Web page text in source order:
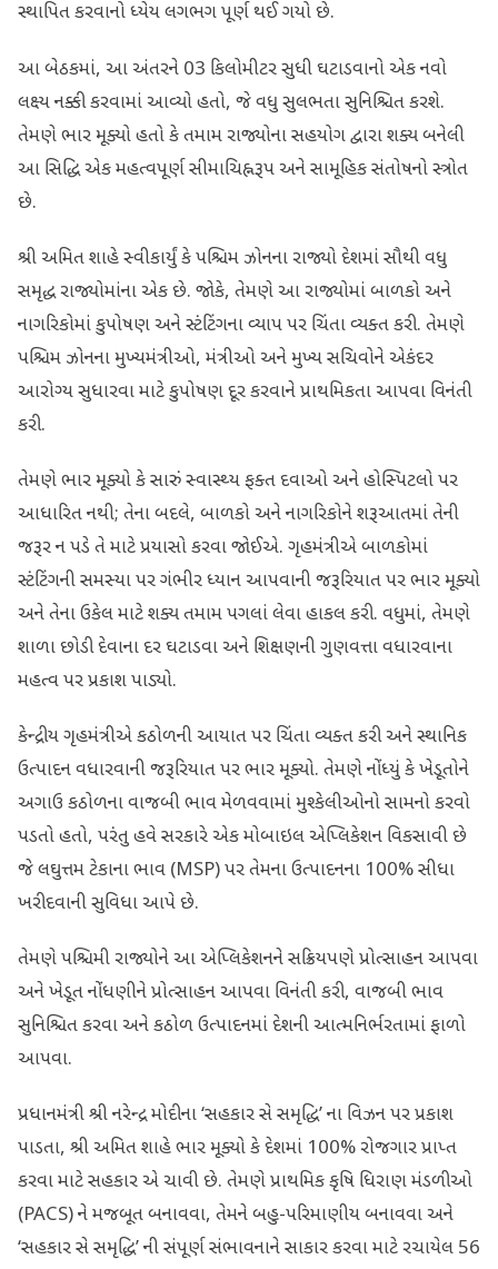
સ્થાપિત કરવાનો ધ્યેય લગભગ પૂર્ણ થઈ ગયો છે.
આ બેઠકમાં, આ અંતરને 03 કિલોમીટર સુધી ઘટાડવાનો એક નવો
લક્ષ્ય નક્કી કરવામાં આવ્યો હતો, જે વધુ સુલભતા સુનિશ્ચિત કરશે.
તેમણે ભાર મૂક્યો હતો કે તમામ રાજ્યોના સહયોગ દ્વારા શક્ય બનેલી
આ સિદ્ધિ એક મહત્વપૂર્ણ સીમાચિહ્નરૂપ અને સામૂહિક સંતોષનો સ્ત્રોત
છે.
શ્રી અમિત શાહે સ્વીકાર્યું કે પશ્ચિમ ઝોનના રાજ્યો દેશમાં સૌથી વધુ
સમૃદ્ધ રાજ્યોમાંના એક છે. જોકે, તેમણે આ રાજ્યોમાં બાળકો અને
નાગરિકોમાં કુપોષણ અને સ્ટંટિંગના વ્યાપ પર ચિંતા વ્યક્ત કરી. તેમણે
પશ્ચિમ ઝોનના મુખ્યમંત્રીઓ, મંત્રીઓ અને મુખ્ય સચિવોને એકંદર
આરોગ્ય સુધારવા માટે કુપોષણ દૂર કરવાને પ્રાથમિકતા આપવા વિનંતી
કરી.
તેમણે ભાર મૂક્યો કે સારું સ્વાસ્થ્ય ફક્ત દવાઓ અને હોસ્પિટલો પર
આધારિત નથી; તેના બદલે, બાળકો અને નાગરિકોને શરૂઆતમાં તેની
જરૂર ન પડે તે માટે પ્રયાસો કરવા જોઈએ. ગૃહમંત્રીએ બાળકોમાં
સ્ટંટિંગની સમસ્યા પર ગંભીર ધ્યાન આપવાની જરૂરિયાત પર ભાર મૂક્યો
અને તેના ઉકેલ માટે શક્ય તમામ પગલાં લેવા હાકલ કરી. વધુમાં, તેમણે
શાળા છોડી દેવાના દર ઘટાડવા અને શિક્ષણની ગુણવત્તા વધારવાના
મહત્વ પર પ્રકાશ પાડ્યો.
કેન્દ્રીય ગૃહમંત્રીએ કઠોળની આયાત પર ચિંતા વ્યક્ત કરી અને સ્થાનિક
ઉત્પાદન વધારવાની જરૂરિયાત પર ભાર મૂક્યો. તેમણે નોંધ્યું કે ખેડૂતોને
અગાઉ કઠોળના વાજબી ભાવ મેળવવામાં મુશ્કેલીઓનો સામનો કરવો
પડતો હતો, પરંતુ હવે સરકારે એક મોબાઇલ એપ્લિકેશન વિકસાવી છે
જે લઘુત્તમ ટેકાના ભાવ (MSP) પર તેમના ઉત્પાદનના 100% સીધા
ખરીદવાની સુવિધા આપે છે.
તેમણે પશ્ચિમી રાજ્યોને આ એપ્લિકેશનને સક્રિયપણે પ્રોત્સાહન આપવા
અને ખેડૂત નોંધણીને પ્રોત્સાહન આપવા વિનંતી કરી, વાજબી ભાવ
સુનિશ્ચિત કરવા અને કઠોળ ઉત્પાદનમાં દેશની આત્મનિર્ભરતામાં ફાળો
આપવા.
પ્રધાનમંત્રી શ્રી નરેન્દ્ર મોદીના ‘સહકાર સે સમૃદ્ધિ’ ના વિઝન પર પ્રકાશ
પાડતા, શ્રી અમિત શાહે ભાર મૂક્યો કે દેશમાં 100% રોજગાર પ્રાપ્ત
કરવા માટે સહકાર એ ચાવી છે. તેમણે પ્રાથમિક કૃષિ ધિરાણ મંડળીઓ
(PACS) ને મજબૂત બનાવવા, તેમને બહુ-પરિમાણીય બનાવવા અને
‘સહકાર સે સમૃદ્ધિ’ ની સંપૂર્ણ સંભાવનાને સાકાર કરવા માટે રચાયેલ 56